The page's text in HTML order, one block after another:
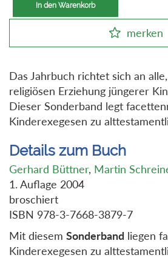
In den Warenkorb
merken
Das Jahrbuch richtet sich an
religiösen Erziehung jüngerer
Dieser Sonderband legt
Kinderexegesen zu
Details zum Buch
Gerhard Büttner, Martin
1. Auflage 2004
broschiert
ISBN 978-3-7668-3879-7
Mit diesem Sonderband liegen
Kinderexegesen zu